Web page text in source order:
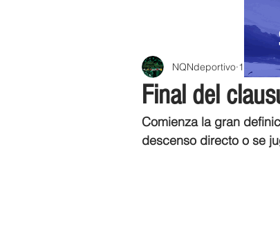
Final del
NQNdeportivo 1 min
Comienza la gran
descenso directo o se